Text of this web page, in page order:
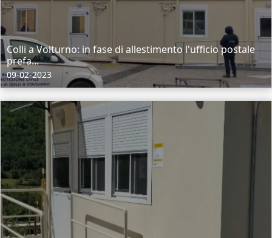
Colli a Volturno: in fase di allestimento l'ufficio postale
prefa...
09-02-2023